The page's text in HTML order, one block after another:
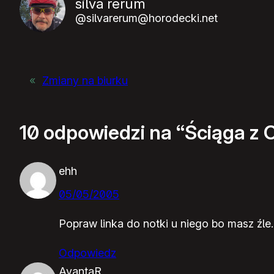
@silvarerum@horodecki.net
« Zmiany na biurku
10 odpowiedzi na “Ściąga z
ehh
05/05/2005
Popraw linka do notki u niego bo masz źle.
Odpowiedz
AvantaR